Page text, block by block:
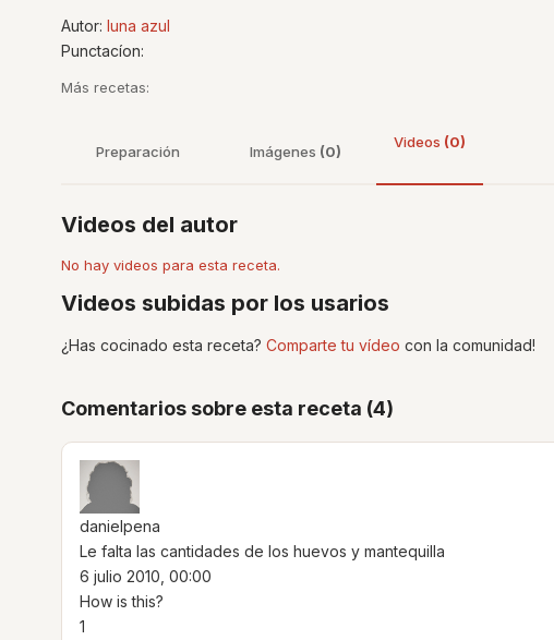
Autor: luna azul
Punctacíon:
Más recetas:
Preparación Imágenes (0)
Videos (0)
Videos del autor
No hay videos para esta receta.
Videos subidas por los usarios
¿Has cocinado esta receta? Comparte tu vídeo con la comunidad!
Comentarios sobre esta receta (4)
danielpena
Le falta las cantidades de los huevos y mantequilla
6 julio 2010, 00:00
How is this?
1